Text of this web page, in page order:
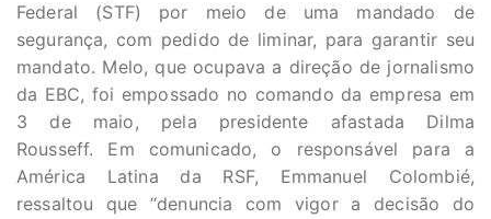
Federal (STF) por meio de uma mandado de
segurança, com pedido de liminar, para garantir seu
mandato. Melo, que ocupava a direção de jornalismo
da EBC, foi empossado no comando da empresa em
3 de maio, pela presidente afastada Dilma
Rousseff. Em comunicado, o responsável para a
América Latina da RSF, Emmanuel Colombié,
ressaltou que “denuncia com vigor a decisão do